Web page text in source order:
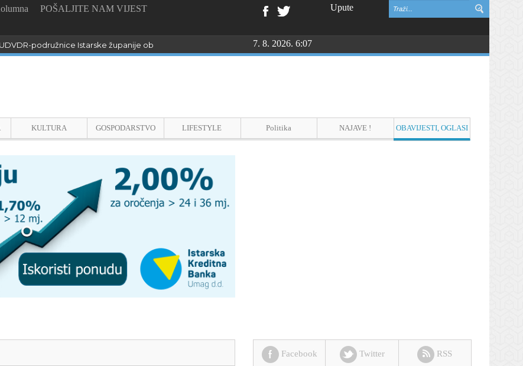
POŠALJITE NAM VIJEST
Upute
podružnice Istarske županije obilježili Dan pobjede i domovinske zahvalnosti i DAN HRVATSKIH BRANITELJA
7. 8. 2026. 6:07
KULTURA GOSPODARSTVO LIFESTYLE Politika NAJAVE ! OBAVIJESTI, OGLASI
Facebook Twitter RSS